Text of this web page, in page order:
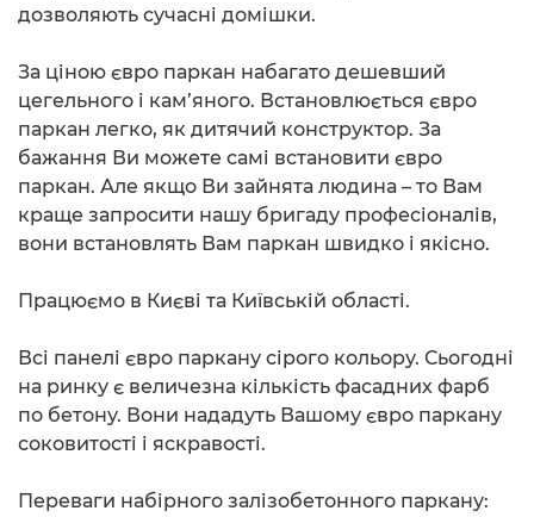
дозволяють сучасні домішки.
За ціною євро паркан набагато дешевший
цегельного і кам’яного. Встановлюється євро
паркан легко, як дитячий конструктор. За
бажання Ви можете самі встановити євро
паркан. Але якщо Ви зайнята людина – то Вам
краще запросити нашу бригаду професіоналів,
вони встановлять Вам паркан швидко і якісно.
Працюємо в Києві та Київській області.
Всі панелі євро паркану сірого кольору. Сьогодні
на ринку є величезна кількість фасадних фарб
по бетону. Вони нададуть Вашому євро паркану
соковитості і яскравості.
Переваги набірного залізобетонного паркану: